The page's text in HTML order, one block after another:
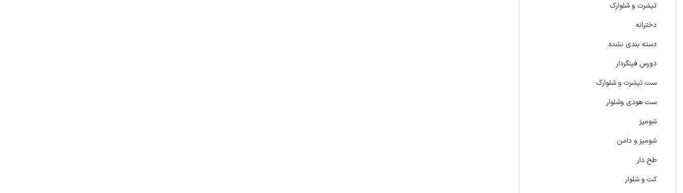
تیشرت و شلوارک
دخترانه
دسته بندی نشده
دورس فینگردار
ست تیشرت و شلوارک
ست هودی وشلوار
شومیز
شومیز و دامن
طح دار
کت و شلوار